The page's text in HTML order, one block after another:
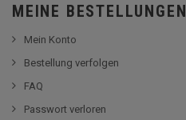
MEINE BESTELLUNGEN
Mein Konto
Bestellung verfolgen
FAQ
Passwort verloren